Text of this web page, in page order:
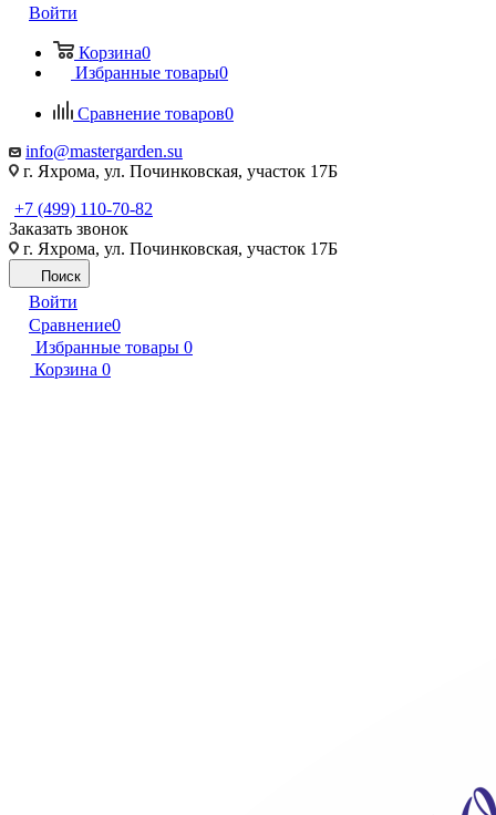
Войти
Корзина0
Избранные товары0
Сравнение товаров0
info@mastergarden.su
г. Яхрома, ул. Починковская, участок 17Б
+7 (499) 110-70-82
Заказать звонок
г. Яхрома, ул. Починковская, участок 17Б
Поиск
Войти
Сравнение0
Избранные товары 0
Корзина 0